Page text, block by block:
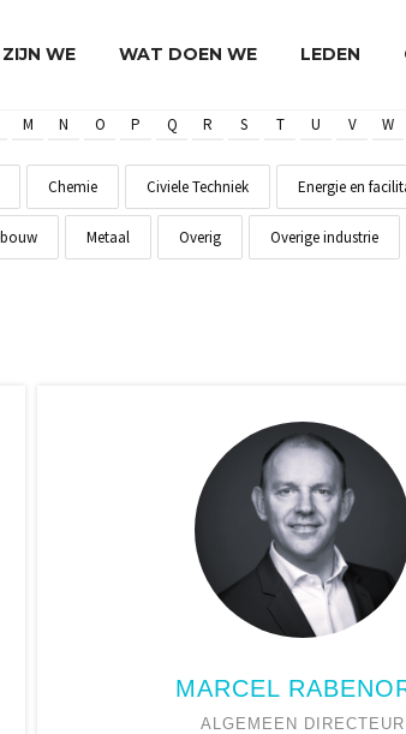
WE WAT DOEN WE LEDEN
M N O P Q R S T U V W
Chemie Civiele Techniek Energie en
Metaal Overig Overige industrie
MARCEL
ALGEMEEN DIRECTEUR